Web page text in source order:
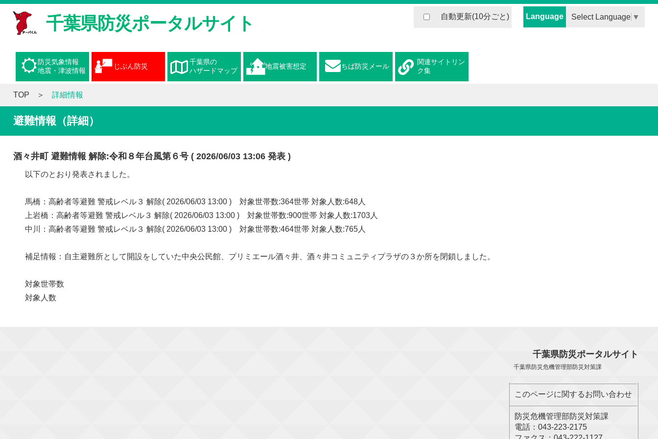
自動更新(10分ごと) Language Select Language ▼
千葉県防災ポータルサイト
防災気象情報
地震・津波情報
じぶん防災
千葉県の
ハザードマップ
地震被害想定 ちば防災メール
関連サイトリン
ク集
TOP 詳細情報
避難情報（詳細）
酒々井町 避難情報 解除:令和８年台風第６号 ( 2026/06/03 13:06 発表 )
以下のとおり発表されました。
馬橋：高齢者等避難 警戒レベル３ 解除( 2026/06/03 13:00 ) 対象世帯数:364世帯 対象人数:648人
上岩橋：高齢者等避難 警戒レベル３ 解除( 2026/06/03 13:00 ) 対象世帯数:900世帯 対象人数:1703人
中川：高齢者等避難 警戒レベル３ 解除( 2026/06/03 13:00 ) 対象世帯数:464世帯 対象人数:765人
補足情報：自主避難所として開設をしていた中央公民館、プリミエール酒々井、酒々井コミュニティプラザの３か所を閉鎖しました。
対象世帯数
対象人数
千葉県防災ポータルサイト
千葉県防災危機管理部防災対策課
このページに関するお問い合わせ
防災危機管理部防災対策課
電話：043-223-2175